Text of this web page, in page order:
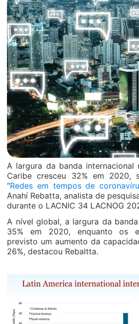
A largura da banda internacional
Caribe cresceu 32% em 2020,
“Redes em tempos de
Anahí Rebatta, analista de
durante o LACNIC 34 LACNOG
A nível global, a largura da
35% em 2020, enquanto os
previsto um aumento da
26%, destacou Rebaltta.